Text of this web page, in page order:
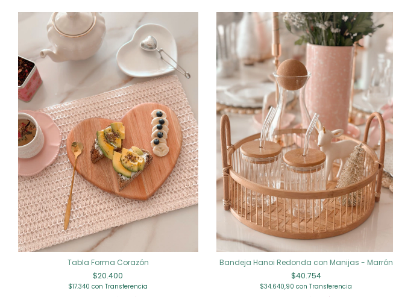
Tabla Forma Corazón
$20.400
$17.340con Transferencia
Bandeja Hanoi Redonda con Manijas - Marrón
$40.754
$34.640,90con Transferencia